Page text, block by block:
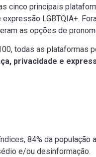
cinco principais
expressão LGBTQIA+.
as opções de
todas as plataformas
privacidade e
84% da população
e/ou desinformação.